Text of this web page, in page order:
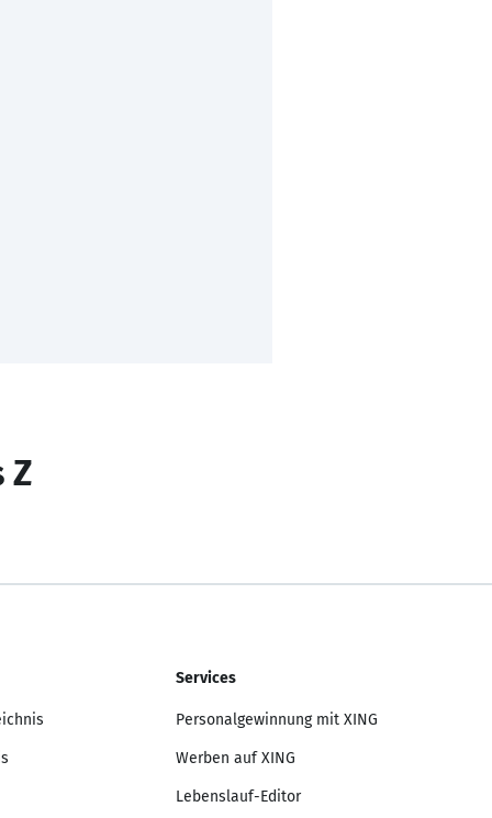
Z
Services
Personalgewinnung mit XING
Werben auf XING
Lebenslauf-Editor